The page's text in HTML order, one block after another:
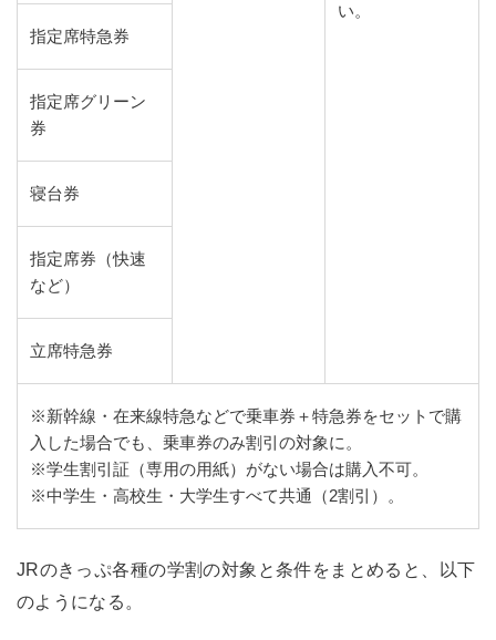
い。
指定席特急券
指定席グリーン
券
寝台券
指定席券（快速
など）
立席特急券
※新幹線・在来線特急などで乗車券＋特急券をセットで購
入した場合でも、乗車券のみ割引の対象に。
※学生割引証（専用の用紙）がない場合は購入不可。
※中学生・高校生・大学生すべて共通（2割引）。
JRのきっぷ各種の学割の対象と条件をまとめると、以下
のようになる。